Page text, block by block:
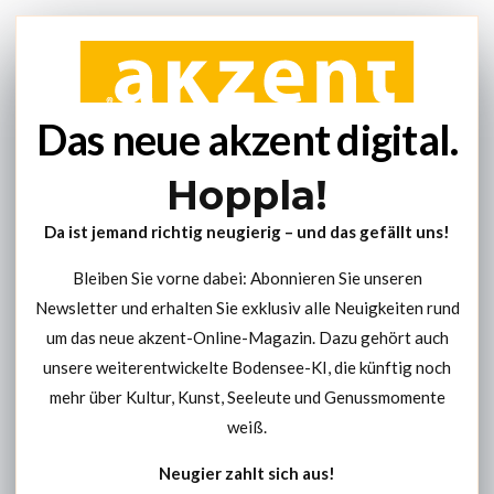
Das neue akzent digital.
Hoppla!
Da ist jemand richtig neugierig – und das gefällt uns!
Bleiben Sie vorne dabei: Abonnieren Sie unseren
Newsletter und erhalten Sie exklusiv alle Neuigkeiten rund
um das neue akzent-Online-Magazin. Dazu gehört auch
unsere weiterentwickelte Bodensee-KI, die künftig noch
mehr über Kultur, Kunst, Seeleute und Genussmomente
weiß.
Neugier zahlt sich aus!